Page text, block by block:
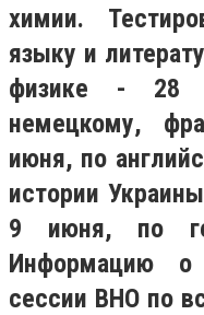
химии.
языку и
физике - 28
немецкому,
июня, по
истории
9 июня, по
Информацию о
сессии ВНО по